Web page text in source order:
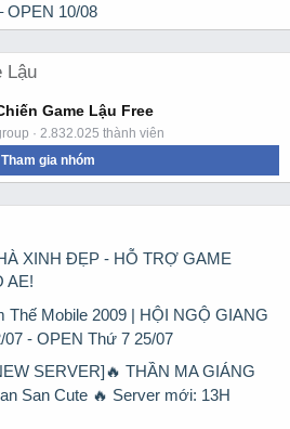
OPEN 10/08
Lậu
Game Lậu Free
· 2.832.025 thành viên
Tham gia nhóm
XINH ĐẸP - HỖ TRỢ GAME
AE!
Thế Mobile 2009 | HỘI NGỘ GIANG
07 - OPEN Thứ 7 25/07
SERVER]🔥 THẦN MA GIÁNG
San Cute 🔥 Server mới: 13H